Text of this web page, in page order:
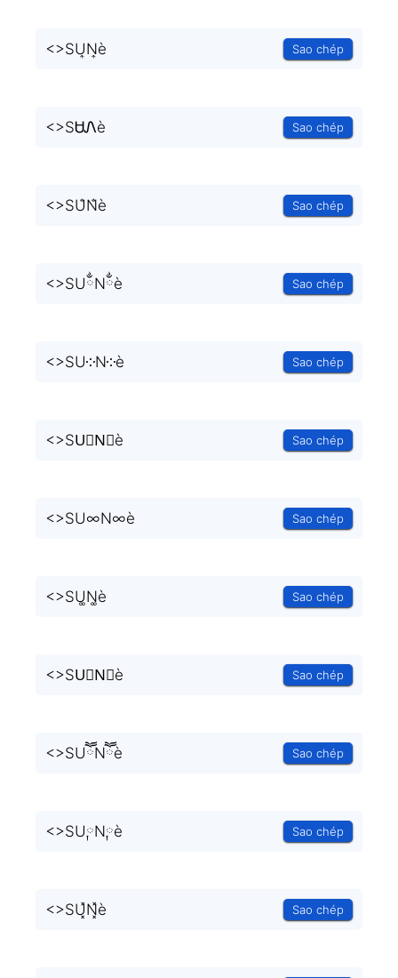
<>SU͎N͎è Sao chép
<>SᏌᏁè Sao chép
<>SU̐N̐è Sao chép
<>SUྂNྂè Sao chép
<>SU༶N༶è Sao chép
<>SU⃒N⃒è Sao chép
<>SU∞N∞è Sao chép
<>SU͚N͚è Sao chép
<>SU⃒N⃒è Sao chép
<>SUཽNཽè Sao chép
<>SU༙N༙è Sao chép
<>SU͓̽N͓̽è Sao chép